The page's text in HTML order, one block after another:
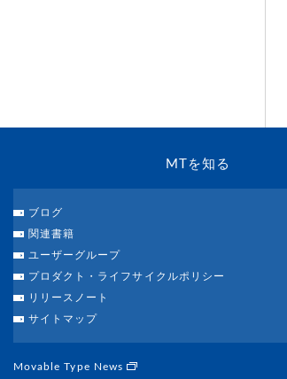
MTを知る
ブログ
関連書籍
ユーザーグループ
プロダクト・ライフサイクルポリシー
リリースノート
サイトマップ
Movable Type News